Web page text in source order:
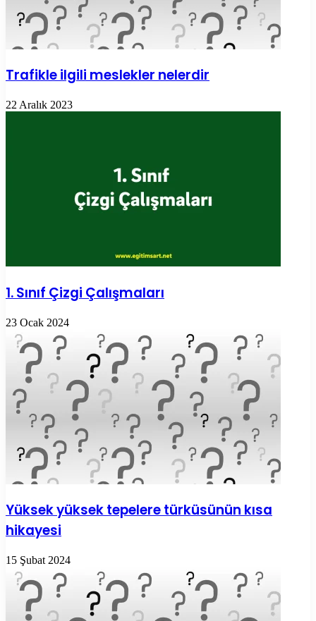
Trafikle ilgili meslekler nelerdir
22 Aralık 2023
1. Sınıf Çizgi Çalışmaları
23 Ocak 2024
Yüksek yüksek tepelere türküsünün kısa
hikayesi
15 Şubat 2024